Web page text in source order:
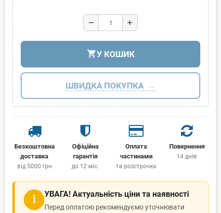
remove add
shopping_cartУ КОШИК
ШВИДКА ПОКУПКА
Безкоштовна
доставка
від 5000 грн
Офіційна
гарантія
до 12 міс.
Оплата
частинами
та розстрочка
Повернення
14 днів
ℹ УВАГА! Актуальність ціни та наявності
Перед оплатою рекомендуємо уточнювати